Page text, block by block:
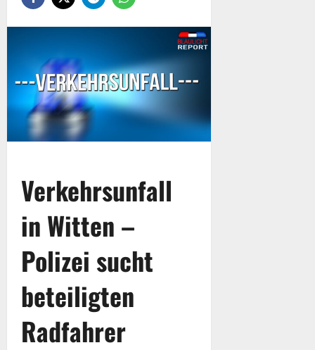
Verkehrsunfall
in Witten –
Polizei sucht
beteiligten
Radfahrer